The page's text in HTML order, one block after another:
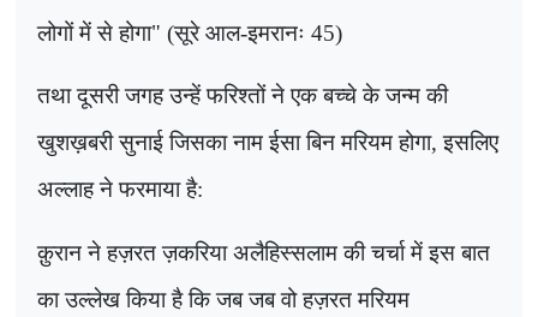
लोगों में से होगा" (सूरे आल-इमरानः 45)
तथा दूसरी जगह उन्हें फरिश्तों ने एक बच्चे के जन्म की
खुशख़बरी सुनाई जिसका नाम ईसा बिन मरियम होगा, इसलिए
अल्लाह ने फरमाया है:
क़ुरान ने हज़रत ज़करिया अलैहिस्सलाम की चर्चा में इस बात
का उल्लेख किया है कि जब जब वो हज़रत मरियम